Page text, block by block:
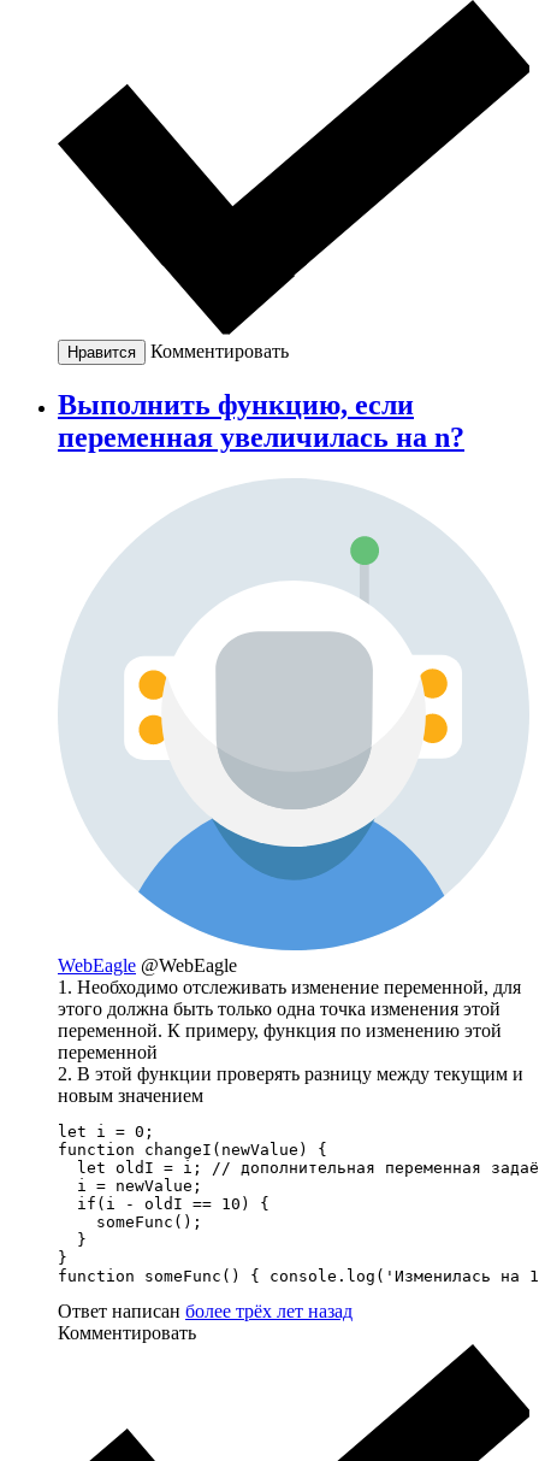
Нравится Комментировать
Выполнить функцию, если
переменная увеличилась на n?
WebEagle @WebEagle
1. Необходимо отслеживать изменение переменной, для
этого должна быть только одна точка изменения этой
переменной. К примеру, функция по изменению этой
переменной
2. В этой функции проверять разницу между текущим и
новым значением
let i = 0;
function changeI(newValue) {
let oldI = i; // дополнительная переменная
  i = newValue;
  if(i - oldI == 10) {
    someFunc();
  }
}
function someFunc() { console.log('Изменилась на
Ответ написан более трёх лет назад
Комментировать